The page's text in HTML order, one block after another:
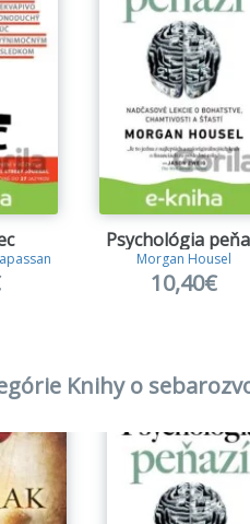
Psychológia
Morgan Housel
10,40€
Knihy o